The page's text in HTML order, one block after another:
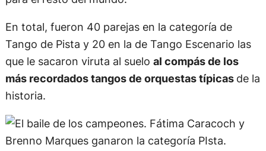
En total, fueron 40 parejas en la categoría de
Tango de Pista y 20 en la de Tango Escenario las
que le sacaron viruta al suelo al compás de los
más recordados tangos de orquestas típicas de la
historia.